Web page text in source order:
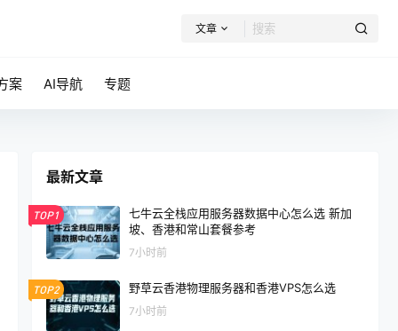
文章
案 AI导航 专题
最新文章
TOP1
七牛云全栈应用服务器数据中心怎么选 新加
坡、香港和常山套餐参考
7小时前
TOP2 野草云香港物理服务器和香港VPS怎么选
7小时前